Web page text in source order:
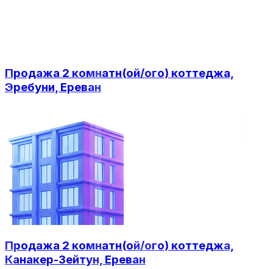
Продажа 2 комнатн(ой/ого) коттеджа,
Эребуни, Ереван
Продажа 2 комнатн(ой/ого) коттеджа,
Канакер-Зейтун, Ереван